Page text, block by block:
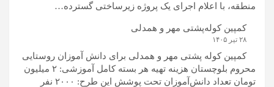
منطقه، با اعلام اجرای یک پروژه زیرساختی گسترده…
کمپین کوله‌پشتی مهر و همدلی
۲۸ تیر ۱۴۰۵
کمپین کوله‌ پشتی مهر و همدلی برای دانش آموزان روستایی
محروم بلوچستان هزینه تهیه هر بسته کامل آموزشی: ۲ میلیون
تومان تعداد دانش‌آموزان تحت پوشش این طرح: ۲۰۰۰ نفر